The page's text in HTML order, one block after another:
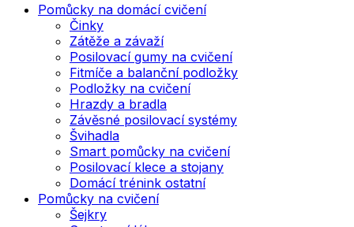
Pomůcky na domácí cvičení
Činky
Zátěže a závaží
Posilovací gumy na cvičení
Fitmíče a balanční podložky
Podložky na cvičení
Hrazdy a bradla
Závěsné posilovací systémy
Švihadla
Smart pomůcky na cvičení
Posilovací klece a stojany
Domácí trénink ostatní
Pomůcky na cvičení
Šejkry